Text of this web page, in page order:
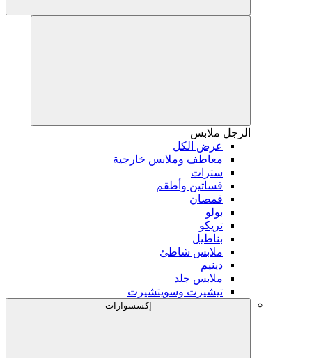
الرجل ملابس
عرض الكل
معاطف وملابس خارجية
سترات
فساتين وأطقم
قمصان
بولو
تريكو
بناطيل
ملابس شاطئ
دينيم
ملابس جلد
تيشيرت وسويتشيرت
إكسسوارات